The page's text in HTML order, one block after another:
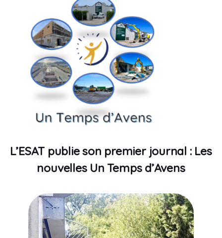
L’ESAT publie son premier journal : Les
nouvelles Un Temps d’Avens